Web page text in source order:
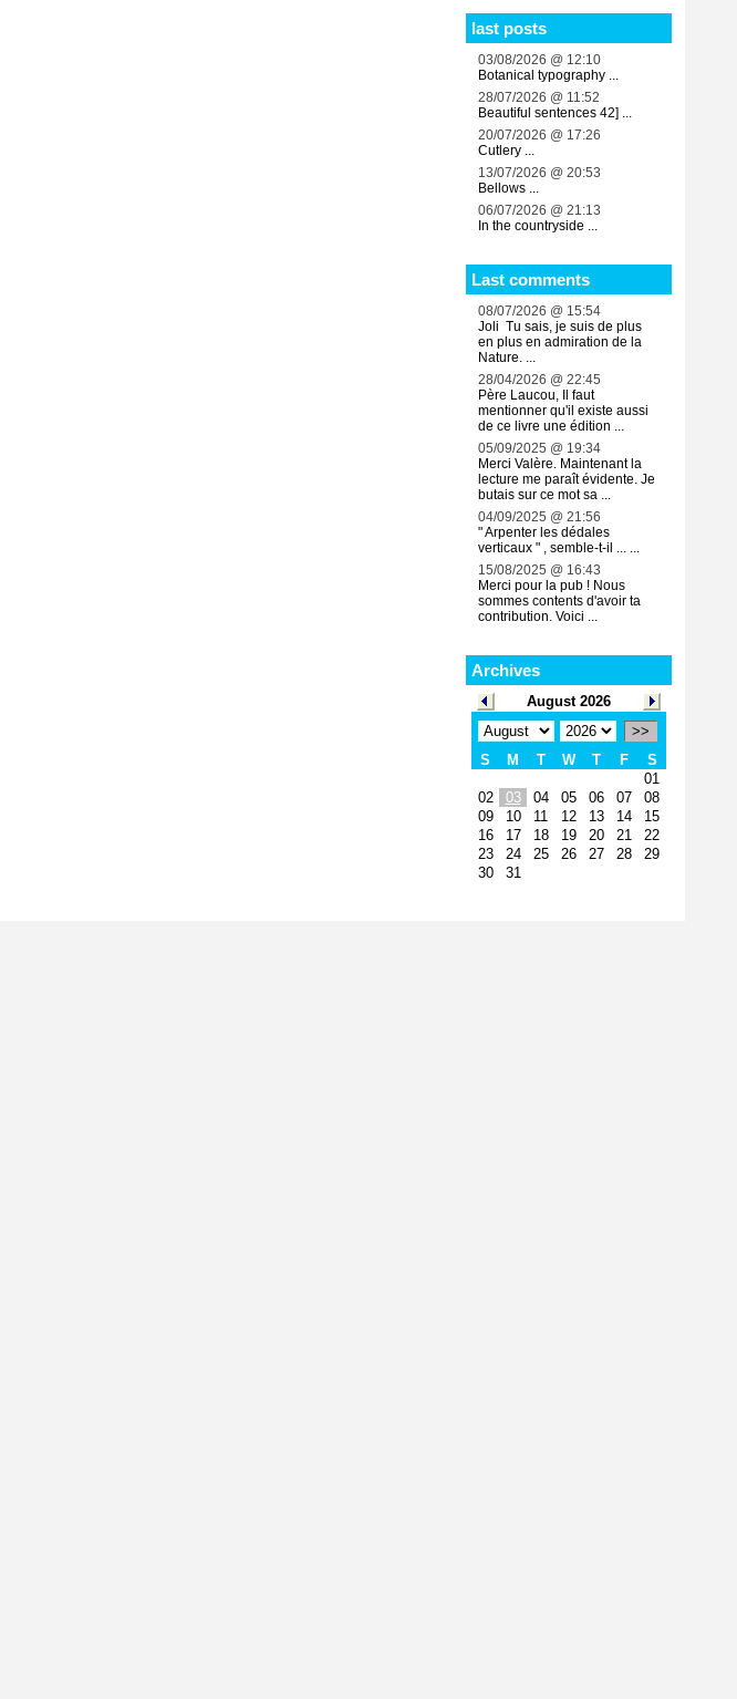
last posts
03/08/2026 @ 12:10
Botanical typography ...
28/07/2026 @ 11:52
Beautiful sentences 42] ...
20/07/2026 @ 17:26
Cutlery ...
13/07/2026 @ 20:53
Bellows ...
06/07/2026 @ 21:13
In the countryside ...
Last comments
08/07/2026 @ 15:54
Joli Tu sais, je suis de plus
en plus en admiration de la
Nature. ...
28/04/2026 @ 22:45
Père Laucou, Il faut
mentionner qu'il existe aussi
de ce livre une édition ...
05/09/2025 @ 19:34
Merci Valère. Maintenant la
lecture me paraît évidente. Je
butais sur ce mot sa ...
04/09/2025 @ 21:56
" Arpenter les dédales
verticaux " , semble-t-il ... ...
15/08/2025 @ 16:43
Merci pour la pub ! Nous
sommes contents d'avoir ta
contribution. Voici ...
Archives
August 2026
>>
S
M T W T F
S
01
02
03 04 05 06 07
08
09
10 11 12 13 14
15
16
17 18 19 20 21
22
23
24 25 26 27 28
29
30
31